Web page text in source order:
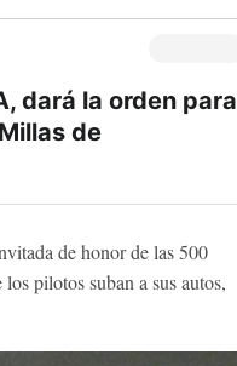
dará la orden para
de
de honor de las 500
pilotos suban a sus autos,